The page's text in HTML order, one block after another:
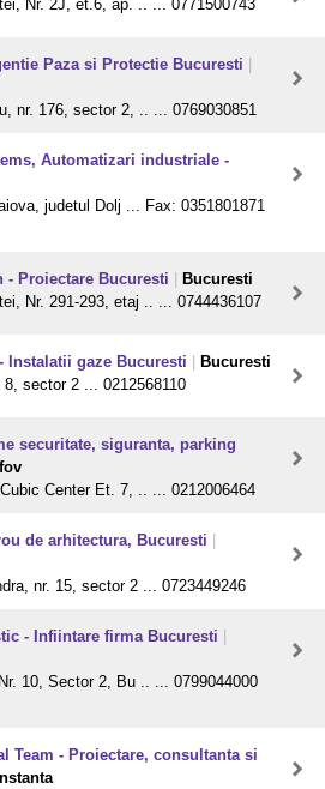
Nr. 2J, et.6, ap. .. ... 0771500743
Paza si Protectie Bucuresti
nr. 176, sector 2, .. ... 0769030851
Automatizari industriale -
judetul Dolj ... Fax: 0351801871
- Proiectare Bucuresti
Bucuresti
Nr. 291-293, etaj .. ... 0744436107
Instalatii gaze Bucuresti
Bucuresti
sector 2 ... 0212568110
securitate, siguranta, parking
Center Et. 7, .. ... 0212006464
de arhitectura, Bucuresti
nr. 15, sector 2 ... 0723449246
- Infiintare firma Bucuresti
10, Sector 2, Bu .. ... 0799044000
Team - Proiectare, consultanta si